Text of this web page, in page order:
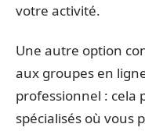
votre activité.
Une autre option
aux groupes en
professionnel : cela
spécialisés où vous